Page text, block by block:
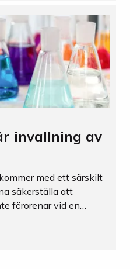
invallning av
med ett särskilt
säkerställa att
förorenar vid en
till inbyggda